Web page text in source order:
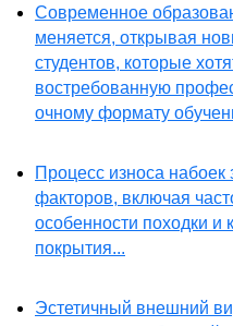
Современное
меняется, открывая
студентов, которые
востребованную
очному формату
Процесс износа набоек
факторов, включая
особенности походки и
покрытия...
Эстетичный внешний